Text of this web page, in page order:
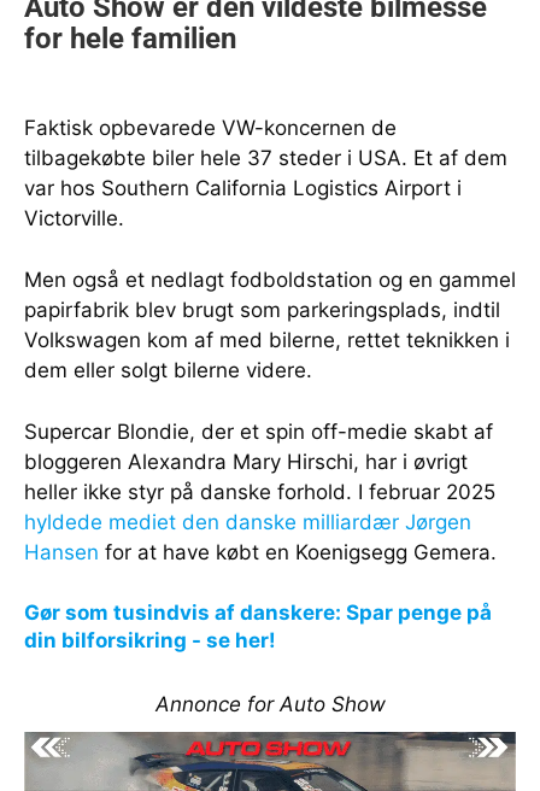
Faktisk opbevarede VW-koncernen de
tilbagekøbte biler hele 37 steder i USA. Et af dem
var hos Southern California Logistics Airport i
Victorville.
Men også et nedlagt fodboldstation og en gammel
papirfabrik blev brugt som parkeringsplads, indtil
Volkswagen kom af med bilerne, rettet teknikken i
dem eller solgt bilerne videre.
Supercar Blondie, der et spin off-medie skabt af
bloggeren Alexandra Mary Hirschi, har i øvrigt
heller ikke styr på danske forhold. I februar 2025
hyldede mediet den danske milliardær Jørgen
Hansen for at have købt en Koenigsegg Gemera.
Gør som tusindvis af danskere: Spar penge på
din bilforsikring - se her!
Annonce for Auto Show